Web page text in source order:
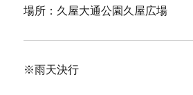
場所：久屋大通公園久屋広場
※雨天決行